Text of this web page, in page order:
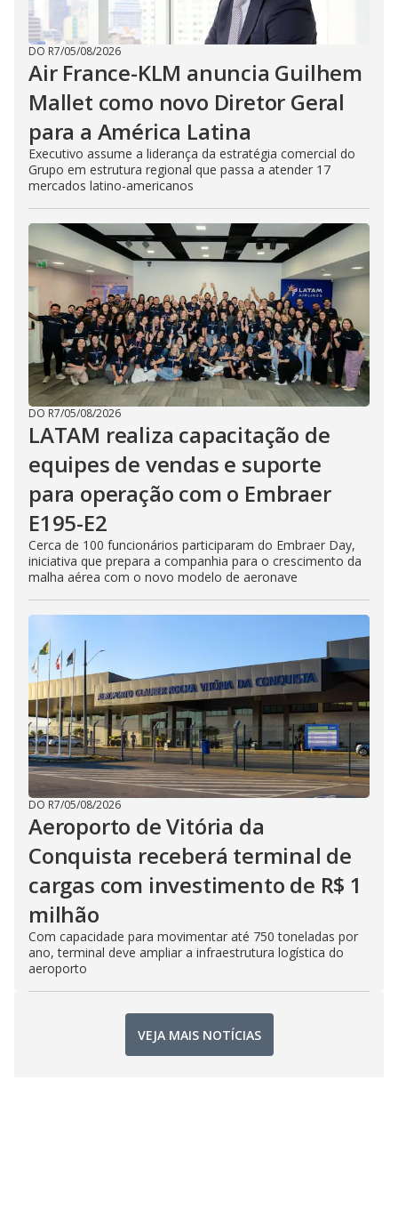
DO R7/05/08/2026
Air France-KLM anuncia Guilhem
Mallet como novo Diretor Geral
para a América Latina
Executivo assume a liderança da estratégia comercial do
Grupo em estrutura regional que passa a atender 17
mercados latino-americanos
DO R7/05/08/2026
LATAM realiza capacitação de
equipes de vendas e suporte
para operação com o Embraer
E195-E2
Cerca de 100 funcionários participaram do Embraer Day,
iniciativa que prepara a companhia para o crescimento da
malha aérea com o novo modelo de aeronave
DO R7/05/08/2026
Aeroporto de Vitória da
Conquista receberá terminal de
cargas com investimento de R$ 1
milhão
Com capacidade para movimentar até 750 toneladas por
ano, terminal deve ampliar a infraestrutura logística do
aeroporto
VEJA MAIS NOTÍCIAS